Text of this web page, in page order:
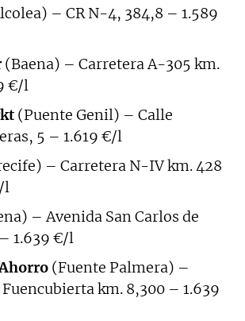
– CR N-4, 384,8 – 1.589
(Baena) – Carretera A-305 km.
€/l
(Puente Genil) – Calle
5 – 1.619 €/l
– Carretera N-IV km. 428
l
– Avenida San Carlos de
1.639 €/l
(Fuente Palmera) –
km. 8,300 – 1.639